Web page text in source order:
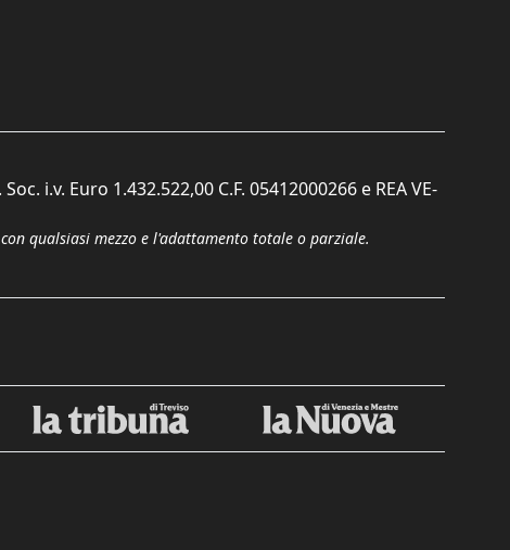
i.v. Euro 1.432.522,00 C.F. 05412000266 e REA VE-
qualsiasi mezzo e l'adattamento totale o parziale.